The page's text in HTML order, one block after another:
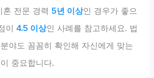
혼 전문 경력5년 이상인 경우가 좋으
이4.5 이상인 사례를 참고하세요. 법
야도 꼼꼼히 확인해 자신에게 맞는
중요합니다.